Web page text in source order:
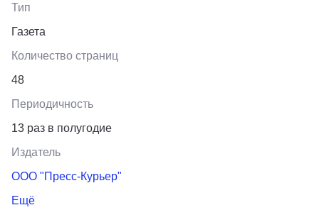
Тип
Газета
Количество страниц
48
Периодичность
13 раз в полугодие
Издатель
ООО "Пресс-Курьер"
Ещё